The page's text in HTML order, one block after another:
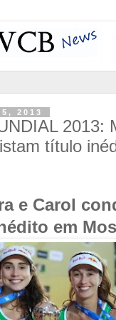
2013
2013:
título
e Carol
em